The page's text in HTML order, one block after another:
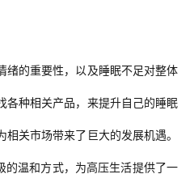
绪的重要性，以及睡眠不足对整体
各种相关产品，来提升自己的睡眠
关市场带来了巨大的发展机遇。
的温和方式，为高压生活提供了一